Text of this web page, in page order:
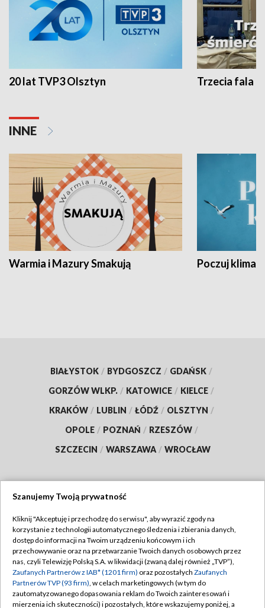
20 lat TVP3 Olsztyn Trzecia fala -
INNE
Warmia i Mazury Smakują Poczuj klimat
BIAŁYSTOK / BYDGOSZCZ / GDAŃSK /
GORZÓW WLKP. / KATOWICE / KIELCE /
KRAKÓW / LUBLIN / ŁÓDŹ / OLSZTYN /
OPOLE / POZNAŃ / RZESZÓW /
SZCZECIN / WARSZAWA / WROCŁAW
TVP
Abonament TVP
Emisja w TVP
Centrum informacji TVP
Regulamin TVP
Polityka prywatności
Moje zgody
Szanujemy Twoją prywatność
Kliknij "Akceptuję i przechodzę do serwisu", aby wyrazić zgody na
korzystanie z technologii automatycznego śledzenia i zbierania danych,
dostęp do informacji na Twoim urządzeniu końcowym i ich
przechowywanie oraz na przetwarzanie Twoich danych osobowych przez
nas, czyli Telewizję Polską S.A. w likwidacji (zwaną dalej również „TVP”),
Zaufanych Partnerów z IAB* (1201 firm) oraz pozostałych Zaufanych
Partnerów TVP (93 firm), w celach marketingowych (w tym do
zautomatyzowanego dopasowania reklam do Twoich zainteresowań i
mierzenia ich skuteczności) i pozostałych, które wskazujemy poniżej, a